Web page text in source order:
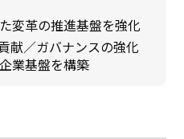
変革の推進基盤を強化
献／ガバナンスの強化
業基盤を構築